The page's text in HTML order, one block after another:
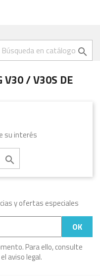

V30 / V30S DE
su interés

y ofertas especiales
Para ello, consulte
aviso legal.